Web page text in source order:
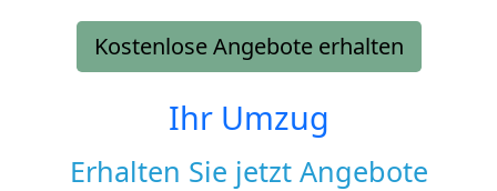
Kostenlose Angebote erhalten
Ihr Umzug
Erhalten Sie jetzt Angebote